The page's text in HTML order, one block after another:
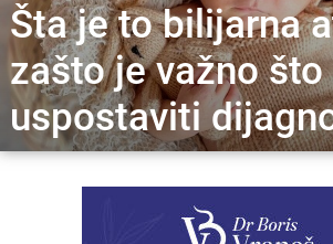
Šta je to bilijarna
zašto je važno što
uspostaviti